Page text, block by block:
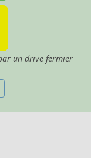
un drive fermier